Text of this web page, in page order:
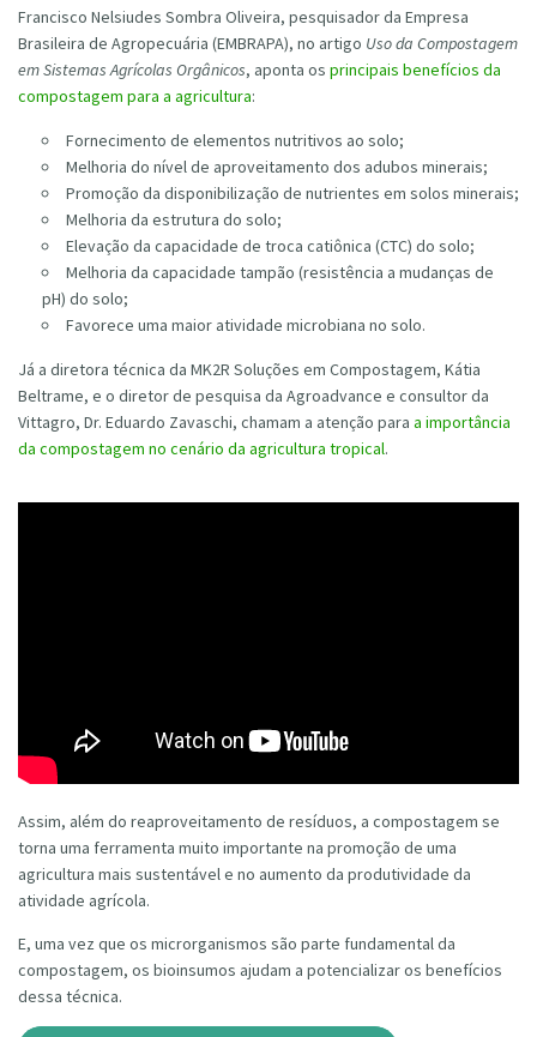
Francisco Nelsiudes Sombra Oliveira, pesquisador da Empresa
Brasileira de Agropecuária (EMBRAPA), no artigo Uso da Compostagem
em Sistemas Agrícolas Orgânicos, aponta os principais benefícios da
compostagem para a agricultura:
Fornecimento de elementos nutritivos ao solo;
Melhoria do nível de aproveitamento dos adubos minerais;
Promoção da disponibilização de nutrientes em solos minerais;
Melhoria da estrutura do solo;
Elevação da capacidade de troca catiônica (CTC) do solo;
Melhoria da capacidade tampão (resistência a mudanças de
pH) do solo;
Favorece uma maior atividade microbiana no solo.
Já a diretora técnica da MK2R Soluções em Compostagem, Kátia
Beltrame, e o diretor de pesquisa da Agroadvance e consultor da
Vittagro, Dr. Eduardo Zavaschi, chamam a atenção para a importância
da compostagem no cenário da agricultura tropical.
Assim, além do reaproveitamento de resíduos, a compostagem se
torna uma ferramenta muito importante na promoção de uma
agricultura mais sustentável e no aumento da produtividade da
atividade agrícola.
E, uma vez que os microrganismos são parte fundamental da
compostagem, os bioinsumos ajudam a potencializar os benefícios
dessa técnica.